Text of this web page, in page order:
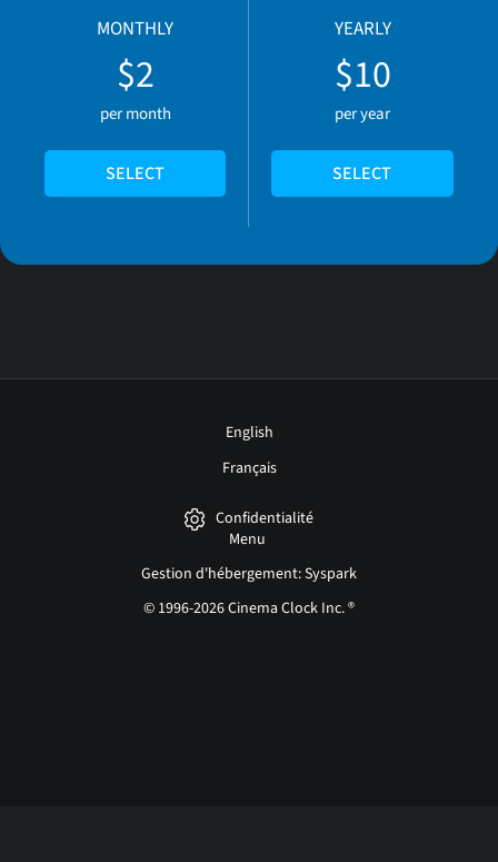
MONTHLY
$2
per month
SELECT
YEARLY
$10
per year
SELECT
English
Français
Confidentialité
Menu
Gestion d'hébergement: Syspark
© 1996-2026 Cinema Clock Inc. ®